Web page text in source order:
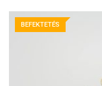
BEFEKTETÉS